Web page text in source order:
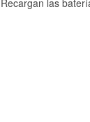
Recargan las